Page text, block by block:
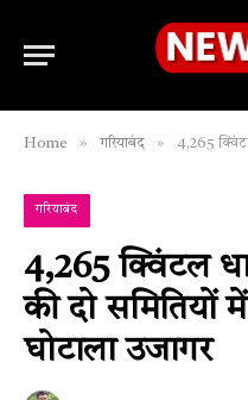
Home » गरियाबंद » 4,265 क्विंटल धान
गरियाबंद
4,265 क्विंटल
की दो समितियों
घोटाला उजागर